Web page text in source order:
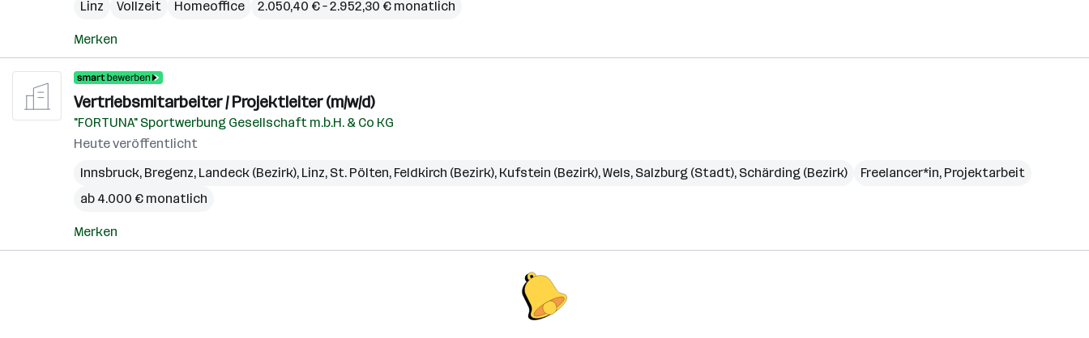
Linz
Vollzeit Homeoffice 2.050,40 € – 2.952,30 € monatlich
Merken
Vertriebsmitarbeiter / Projektleiter (m/w/d)
"FORTUNA" Sportwerbung Gesellschaft m.b.H. & Co KG
Heute veröffentlicht
Innsbruck, Bregenz, Landeck (Bezirk), Linz, St. Pölten, Feldkirch (Bezirk), Kufstein (Bezirk),Wels, Salzburg (Stadt), Schärding (Bezirk)
Freelancer*in, Projektarbeit
ab 4.000 € monatlich
Merken